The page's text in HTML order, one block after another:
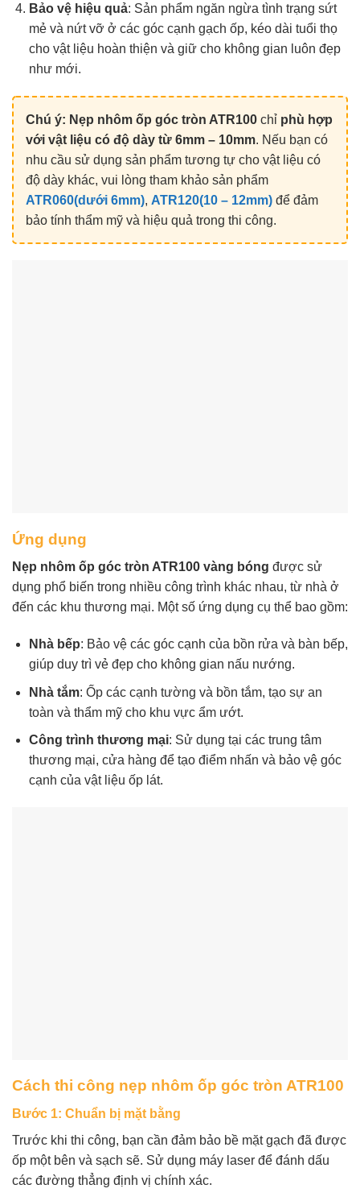
Bảo vệ hiệu quả: Sản phẩm ngăn ngừa tình trạng sứt
mẻ và nứt vỡ ở các góc cạnh gạch ốp, kéo dài tuổi thọ
cho vật liệu hoàn thiện và giữ cho không gian luôn đẹp
như mới.
Chú ý: Nẹp nhôm ốp góc tròn ATR100 chỉ phù hợp
với vật liệu có độ dày từ 6mm – 10mm. Nếu bạn có
nhu cầu sử dụng sản phẩm tương tự cho vật liệu có
độ dày khác, vui lòng tham khảo sản phẩm
ATR060(dưới 6mm), ATR120(10 – 12mm) để đảm
bảo tính thẩm mỹ và hiệu quả trong thi công.
Ứng dụng
Nẹp nhôm ốp góc tròn ATR100 vàng bóng được sử
dụng phổ biến trong nhiều công trình khác nhau, từ nhà ở
đến các khu thương mại. Một số ứng dụng cụ thể bao gồm:
Nhà bếp: Bảo vệ các góc cạnh của bồn rửa và bàn bếp,
giúp duy trì vẻ đẹp cho không gian nấu nướng.
Nhà tắm: Ốp các cạnh tường và bồn tắm, tạo sự an
toàn và thẩm mỹ cho khu vực ẩm ướt.
Công trình thương mại: Sử dụng tại các trung tâm
thương mại, cửa hàng để tạo điểm nhấn và bảo vệ góc
cạnh của vật liệu ốp lát.
Cách thi công nẹp nhôm ốp góc tròn ATR100
Bước 1: Chuẩn bị mặt bằng
Trước khi thi công, bạn cần đảm bảo bề mặt gạch đã được
ốp một bên và sạch sẽ. Sử dụng máy laser để đánh dấu
các đường thẳng định vị chính xác.